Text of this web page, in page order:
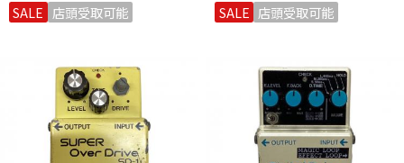
SALE 店頭受取可能 SALE 店頭受取可能